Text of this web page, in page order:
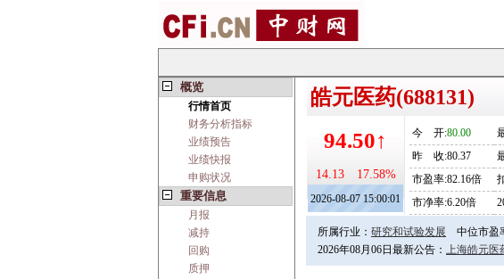
概览
行情首页
财务分析指标
业绩预告
业绩快报
申购状况
重要信息
月报
减持
回购
质押
皓元医药(688131)
94.50↑
14.13 17.58%
2026-08-07 15:00:01
今 开:80.00
昨
收:80.37
市盈率:82.16倍
市净率:6.20倍
所属行业： 研究和试验发展 中位市盈
2026年08月06日最新公告： 上海皓元医